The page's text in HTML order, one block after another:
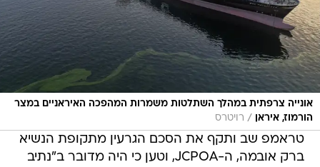
אונייה צרפתית במהלך השתלטות משמרות המהפכה האיראניים במצר
הורמוז, איראן
/ רויטרס
טראמפ שב ותקף את הסכם הגרעין מתקופת הנשיא
ברק אובמה, ה-JCPOA, וטען כי היה מדובר ב"נתיב